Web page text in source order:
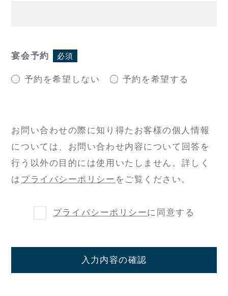
宴会予約 必須
予約を希望しない 予約を希望する
お問い合わせの際に知り得たお客様の個人情報
については、 お問い合わせ内容について回答を
行う以外の目的には使用いたしません。 詳しく
は プライバシーポリシー をご覧ください。
プライバシーポリシーに同意する
入力内容の確認